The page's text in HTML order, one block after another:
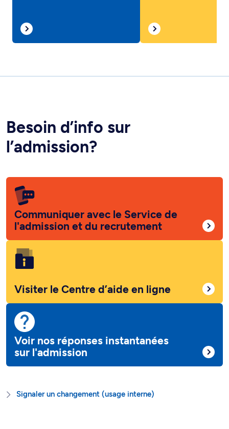
Besoin d’info sur
l’admission?
Communiquer avec le Service de
l'admission et du recrutement
Visiter le Centre d’aide en ligne
Voir nos réponses instantanées
sur l'admission
Signaler un changement (usage interne)